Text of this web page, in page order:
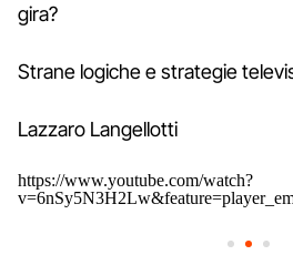
gira?
Strane logiche e strategie
Lazzaro Langellotti
https://www.youtube.com/watch?